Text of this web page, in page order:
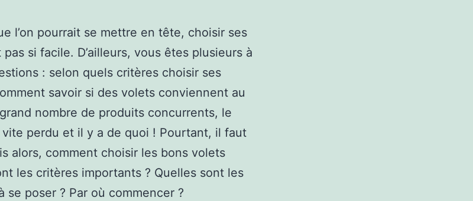
l’on pourrait se mettre en tête, choisir ses
si facile. D’ailleurs, vous êtes plusieurs à
: selon quels critères choisir ses
savoir si des volets conviennent au
nombre de produits concurrents, le
perdu et il y a de quoi ! Pourtant, il faut
alors, comment choisir les bons volets
les critères importants ? Quelles sont les
se poser ? Par où commencer ?